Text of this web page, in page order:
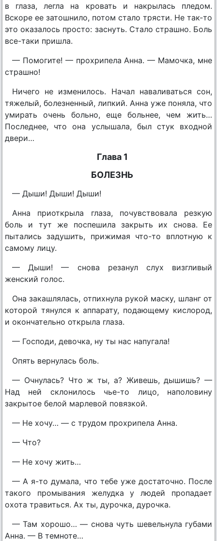
в глаза, легла на кровать и накрылась пледом.
Вскоре ее затошнило, потом стало трясти. Не так-то
это оказалось просто: заснуть. Стало страшно. Боль
все-таки пришла.
— Помогите! — прохрипела Анна. — Мамочка, мне
страшно!
Ничего не изменилось. Начал наваливаться сон,
тяжелый, болезненный, липкий. Анна уже поняла, что
умирать очень больно, еще больнее, чем жить…
Последнее, что она услышала, был стук входной
двери…
Глава 1
БОЛЕЗНЬ
— Дыши! Дыши! Дыши!
Анна приоткрыла глаза, почувствовала резкую
боль и тут же поспешила закрыть их снова. Ее
пытались задушить, прижимая что-то вплотную к
самому лицу.
— Дыши! — снова резанул слух визгливый
женский голос.
Она закашлялась, отпихнула рукой маску, шланг от
которой тянулся к аппарату, подающему кислород,
и окончательно открыла глаза.
— Господи, девочка, ну ты нас напугала!
Опять вернулась боль.
— Очнулась? Что ж ты, а? Живешь, дышишь? —
Над ней склонилось чье-то лицо, наполовину
закрытое белой марлевой повязкой.
— Не хочу… — с трудом прохрипела Анна.
— Что?
— Не хочу жить…
— А я-то думала, что тебе уже достаточно. После
такого промывания желудка у людей пропадает
охота травиться. Ах ты, дурочка, дурочка.
— Там хорошо… — снова чуть шевельнула губами
Анна. — В темноте…